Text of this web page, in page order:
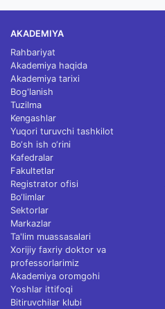
AKADEMIYA
Rahbariyat
Akademiya haqida
Akademiya tarixi
Bog'lanish
Tuzilma
Kengashlar
Yuqori turuvchi tashkilot
Bo‘sh ish o‘rini
Kafedralar
Fakultetlar
Registrator ofisi
Bo‘limlar
Sektorlar
Markazlar
Ta'lim muassasalari
Xorijiy faxriy doktor va
professorlarimiz
Akademiya oromgohi
Yoshlar ittifoqi
Bitiruvchilar klubi